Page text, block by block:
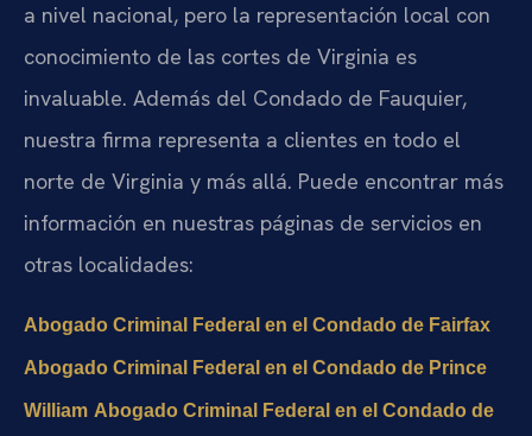
a nivel nacional, pero la representación local con
conocimiento de las cortes de Virginia es
invaluable. Además del Condado de Fauquier,
nuestra firma representa a clientes en todo el
norte de Virginia y más allá. Puede encontrar más
información en nuestras páginas de servicios en
otras localidades:
Abogado Criminal Federal en el Condado de Fairfax
Abogado Criminal Federal en el Condado de Prince
William Abogado Criminal Federal en el Condado de